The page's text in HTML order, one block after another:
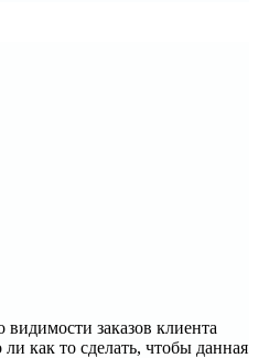
видимости заказов клиента
как то сделать, чтобы данная